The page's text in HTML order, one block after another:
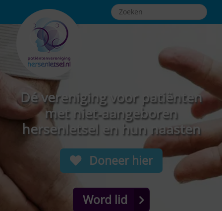
Dé vereniging voor patiënten
met niet-aangeboren
hersenletsel en hun naasten
Doneer hier
Word lid